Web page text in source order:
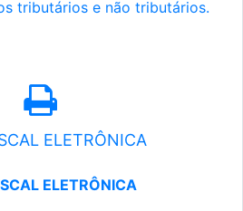
tributários e não tributários.
ELETRÔNICA
ELETRÔNICA